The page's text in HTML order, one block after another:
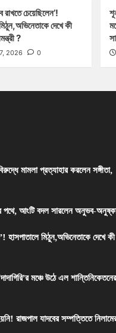
রাখতে চেয়েছিলেন’!
দেখে কী
?
2026 0
মামলা প্রত্যাহার করলেন সঙ্গীতা,
পথে, আংটি বদল সারলেন অনুভব-
হাসপাতালে মিঠুন,অভিনেতাকে দেখে
মঞ্চে উঠে এল
রাজপাল যাদবের সম্পত্তিতে